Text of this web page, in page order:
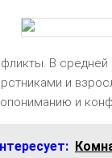
В средней
и
и